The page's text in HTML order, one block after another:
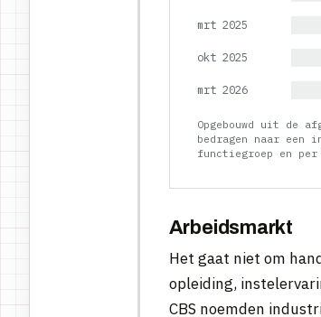
mrt 2025
okt 2025
mrt 2026
Opgebouwd uit de
bedragen naar
functiegroep en
Arbeidsmarkt
Het gaat niet om
opleiding,
CBS noemden